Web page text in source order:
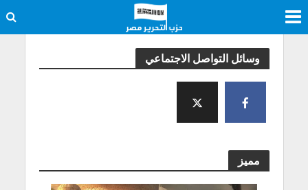
وسائل التواصل الاجتماعي
مميز